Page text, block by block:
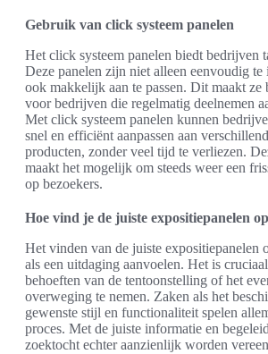
Gebruik van click systeem panelen
Het click systeem panelen biedt bedrijven
Deze panelen zijn niet alleen eenvoudig te
ook makkelijk aan te passen. Dit maakt ze
voor bedrijven die regelmatig deelnemen
Met click systeem panelen kunnen
snel en efficiënt aanpassen aan
producten, zonder veel tijd te verliezen.
maakt het mogelijk om steeds weer een
op bezoekers.
Hoe vind je de juiste expositiepanelen
Het vinden van de juiste expositiepanelen
als een uitdaging aanvoelen. Het is
behoeften van de tentoonstelling of het
overweging te nemen. Zaken als het
gewenste stijl en functionaliteit spelen
proces. Met de juiste informatie en
zoektocht echter aanzienlijk worden